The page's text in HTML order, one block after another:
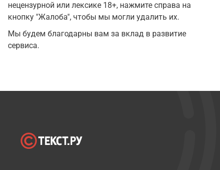
нецензурной или лексике 18+, нажмите справа на
кнопку "Жалоба", чтобы мы могли удалить их.
Мы будем благодарны вам за вклад в развитие
сервиса.